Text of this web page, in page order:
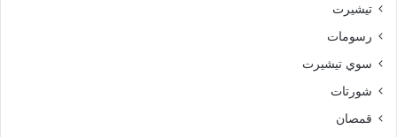
تيشيرت
رسومات
سوي تيشيرت
شورتات
قمصان